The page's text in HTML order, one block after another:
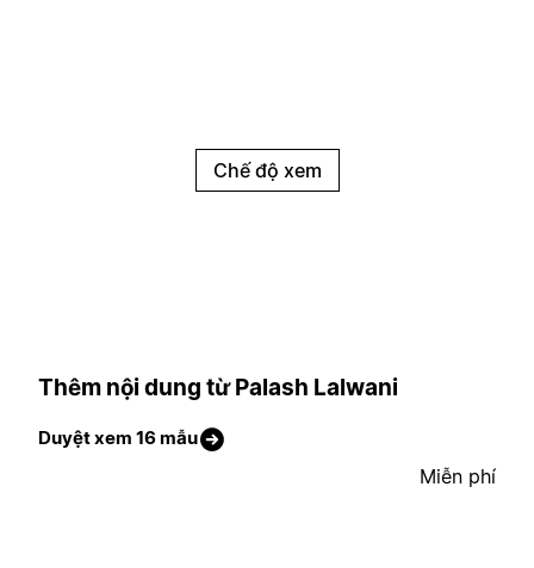
Chế độ xem
Thêm nội dung từ Palash Lalwani
Duyệt xem 16 mẫu
Miễn phí